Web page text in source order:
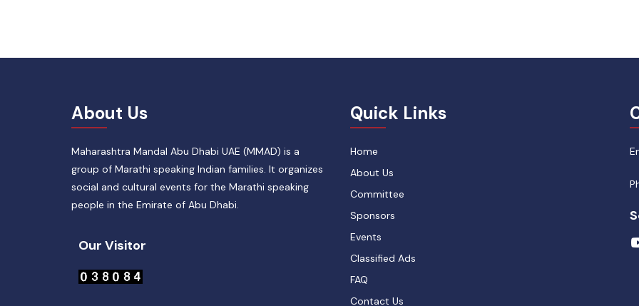
About Us
Maharashtra Mandal Abu Dhabi UAE (MMAD) is a
group of Marathi speaking Indian families. It organizes
social and cultural events for the Marathi speaking
people in the Emirate of Abu Dhabi.
Our Visitor
Quick Links
Home
About Us
Committee
Sponsors
Events
Classified Ads
FAQ
Contact Us